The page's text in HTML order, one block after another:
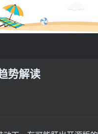
势解读